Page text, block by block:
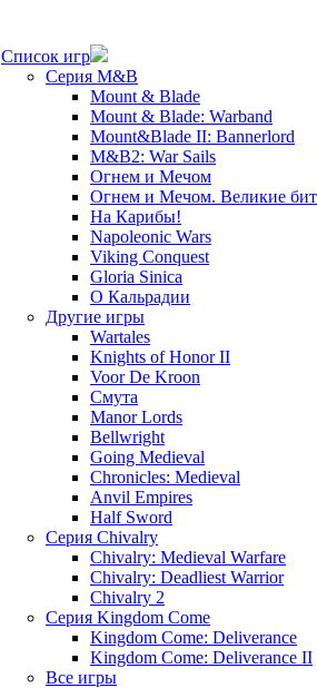
Список игр
Серия M&B
Mount & Blade
Mount & Blade: Warband
Mount&Blade II: Bannerlord
M&B2: War Sails
Огнем и Мечом
Огнем и Мечом. Великие
На Карибы!
Napoleonic Wars
Viking Conquest
Gloria Sinica
О Кальрадии
Другие игры
Wartales
Knights of Honor II
Voor De Kroon
Смута
Manor Lords
Bellwright
Going Medieval
Chronicles: Medieval
Anvil Empires
Half Sword
Серия Chivalry
Chivalry: Medieval Warfare
Chivalry: Deadliest Warrior
Chivalry 2
Серия Kingdom Come
Kingdom Come: Deliverance
Kingdom Come: Deliverance II
Все игры